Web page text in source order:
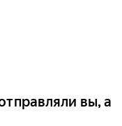
вы, а